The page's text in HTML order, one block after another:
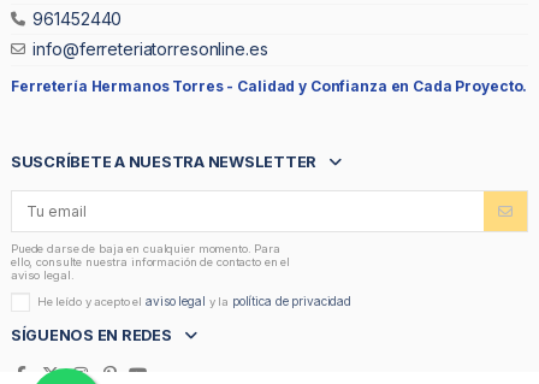
961452440
info@ferreteriatorresonline.es
Ferretería Hermanos Torres - Calidad y Confianza en Cada Proyecto.
SUSCRÍBETE A NUESTRA NEWSLETTER
Puede darse de baja en cualquier momento. Para
ello, consulte nuestra información de contacto en el
aviso legal.
He leído y acepto elaviso legal y la política de privacidad
SÍGUENOS EN REDES